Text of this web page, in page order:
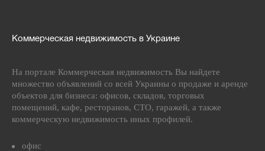
Коммерческая недвижимость в Украине
На портале Коммерческая недвижимость Вы найдете
множество объявлений со всей Украины о продаже и аренде
объектов для бизнеса: офисов, складов, торговых
помещений, кафе, ресторанов, СТО, гаражей, а также
коммерческую недвижимость иных профилей.
офис